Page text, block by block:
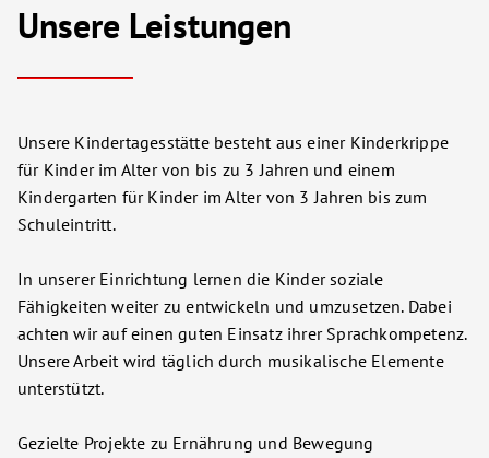
Unsere Leistungen
Unsere Kindertagesstätte besteht aus einer Kinderkrippe
für Kinder im Alter von bis zu 3 Jahren und einem
Kindergarten für Kinder im Alter von 3 Jahren bis zum
Schuleintritt.
In unserer Einrichtung lernen die Kinder soziale
Fähigkeiten weiter zu entwickeln und umzusetzen. Dabei
achten wir auf einen guten Einsatz ihrer Sprachkompetenz.
Unsere Arbeit wird täglich durch musikalische Elemente
unterstützt.
Gezielte Projekte zu Ernährung und Bewegung